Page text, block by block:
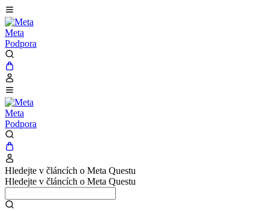
Meta
Podpora
Meta
Podpora
Hledejte v článcích o Meta Questu
Hledejte v článcích o Meta Questu